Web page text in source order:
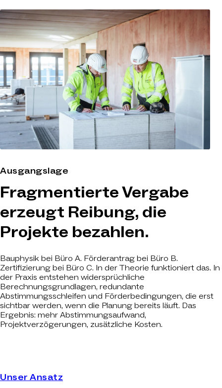
Ausgangslage
Fragmentierte Vergabe
erzeugt Reibung, die
Projekte bezahlen.
Bauphysik bei Büro A. Förderantrag bei Büro B.
Zertifizierung bei Büro C. In der Theorie funktioniert das. In
der Praxis entstehen widersprüchliche
Berechnungsgrundlagen, redundante
Abstimmungsschleifen und Förderbedingungen, die erst
sichtbar werden, wenn die Planung bereits läuft. Das
Ergebnis: mehr Abstimmungsaufwand,
Projektverzögerungen, zusätzliche Kosten.
Unser Ansatz